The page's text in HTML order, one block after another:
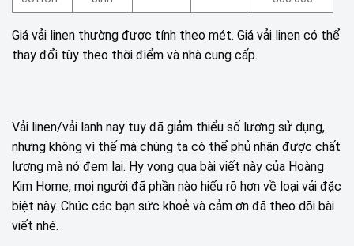
Giá vải linen thường được tính theo mét. Giá vải linen có thể
thay đổi tùy theo thời điểm và nhà cung cấp.
Vải linen/vải lanh nay tuy đã giảm thiểu số lượng sử dụng,
nhưng không vì thế mà chúng ta có thể phủ nhận được chất
lượng mà nó đem lại. Hy vọng qua bài viết này của Hoàng
Kim Home, mọi người đã phần nào hiểu rõ hơn về loại vải đặc
biệt này. Chúc các bạn sức khoẻ và cảm ơn đã theo dõi bài
viết nhé.